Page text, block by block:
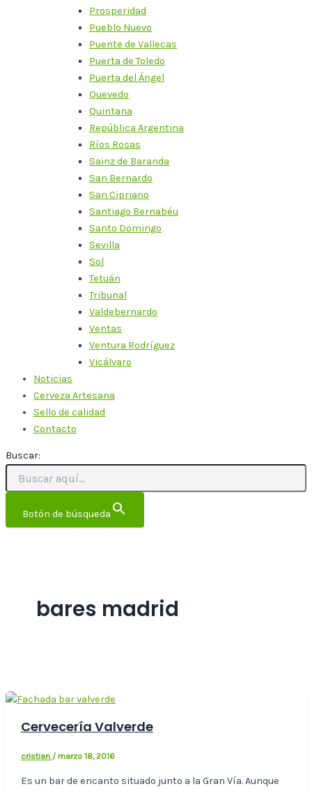
Prosperidad
Pueblo Nuevo
Puente de Vallecas
Puerta de Toledo
Puerta del Ángel
Quevedo
Quintana
República Argentina
Ríos Rosas
Sainz de Baranda
San Bernardo
San Cipriano
Santiago Bernabéu
Santo Domingo
Sevilla
Sol
Tetuán
Tribunal
Valdebernardo
Ventas
Ventura Rodríguez
Vicálvaro
Noticias
Cerveza Artesana
Sello de calidad
Contacto
Buscar:
Botón de búsqueda
bares madrid
Cervecería Valverde
cristian / marzo 18, 2016
Es un bar de encanto situado junto a la Gran Vía. Aunque